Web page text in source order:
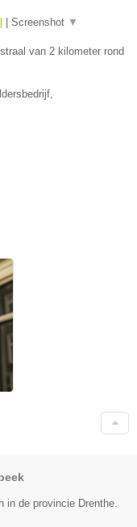
Screenshot ▼
van 2 kilometer rond
in de provincie Drenthe.